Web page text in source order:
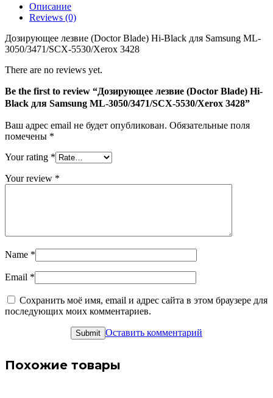
Black
ML-
3050/3471/SCX-
3428
Описание
Reviews (0)
Дозирующее лезвие (Doctor Blade) Hi-Black для Samsung ML-
3050/3471/SCX-5530/Xerox 3428
There are no reviews yet.
Be the first to review “Дозирующее лезвие (Doctor Blade) Hi-
Black для Samsung ML-3050/3471/SCX-5530/Xerox 3428”
Ваш адрес email не будет опубликован. Обязательные поля
помечены *
Your rating *
Your review *
Name *
Email *
Сохранить моё имя, email и адрес сайта в этом браузере для
последующих моих комментариев.
Оставить комментарий
Похожие товары